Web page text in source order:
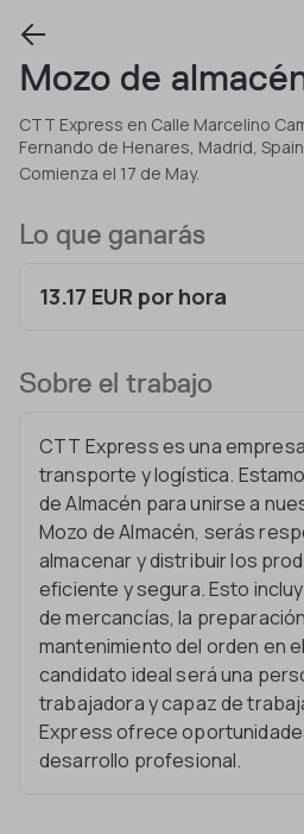
Mozo de
CTT Express en Calle Marcelino
Fernando de Henares, Madrid, Spain
Comienza el 17 de May.
Lo que ganarás
13.17 EUR por hora
Sobre el trabajo
CTT Express es una
transporte y logística.
de Almacén para unirse a
Mozo de Almacén, serás
almacenar y distribuir los
eficiente y segura. Esto
de mercancías, la
mantenimiento del orden en
candidato ideal será una
trabajadora y capaz de
Express ofrece
desarrollo profesional.